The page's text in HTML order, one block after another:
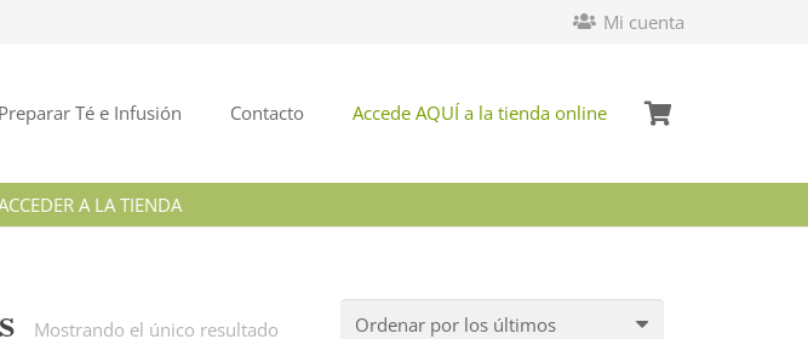
Mi cuenta
Té e Infusión Contacto Accede AQUÍ a la tienda online
A LA TIENDA
Mostrando el único resultado